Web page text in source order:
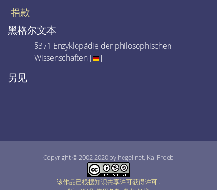
捐款
黑格尔文本
§371 Enzyklopädie der philosophischen
Wissenschaften [
]
另见
Copyright © 2002-2020 by hegel.net, Kai Froeb
该作品已根据知识共享许可获得许可 .